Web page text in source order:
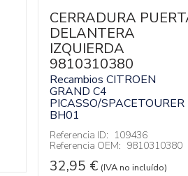
CERRADURA
DELANTERA
IZQUIERDA
9810310380
Recambios CITROEN
GRAND C4
PICASSO/SPACETOURER
BH01
Referencia ID: 109436
Referencia OEM: 9810310380
32,95 € (IVA no incluído)